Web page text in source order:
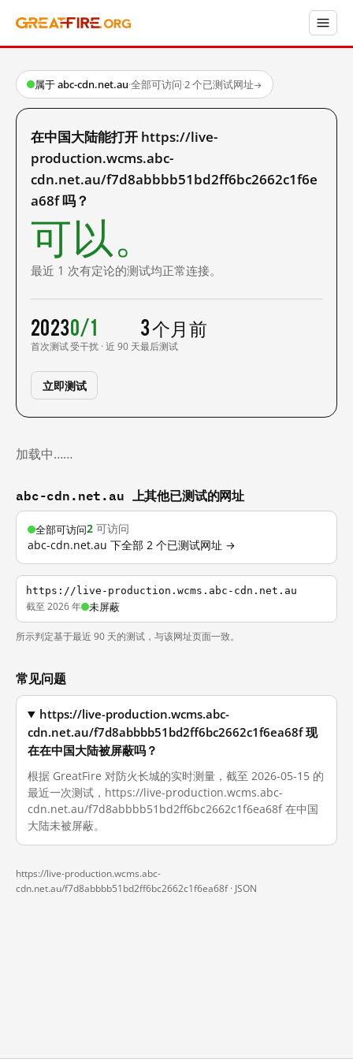
属于 abc-cdn.net.au·全部可访问·2 个已测试网址→
在中国大陆能打开 https://live-
production.wcms.abc-
cdn.net.au/f7d8abbbb51bd2ff6bc2662c1f6e
a68f 吗？
可以。
最近 1 次有定论的测试均正常连接。
2023
首次测试
0/1
受干扰 · 近 90 天
3 个月前
最后测试
立即测试
加载中……
abc-cdn.net.au 上其他已测试的网址
全部可访问2 可访问
abc-cdn.net.au 下全部 2 个已测试网址 →
https://live-production.wcms.abc-cdn.net.au
截至 2026 年 未屏蔽
所示判定基于最近 90 天的测试，与该网址页面一致。
常见问题
https://live-production.wcms.abc-
cdn.net.au/f7d8abbbb51bd2ff6bc2662c1f6ea68f 现
在在中国大陆被屏蔽吗？
根据 GreatFire 对防火长城的实时测量，截至 2026-05-15 的
最近一次测试，https://live-production.wcms.abc-
cdn.net.au/f7d8abbbb51bd2ff6bc2662c1f6ea68f 在中国
大陆未被屏蔽。
https://live-production.wcms.abc-
cdn.net.au/f7d8abbbb51bd2ff6bc2662c1f6ea68f · JSON